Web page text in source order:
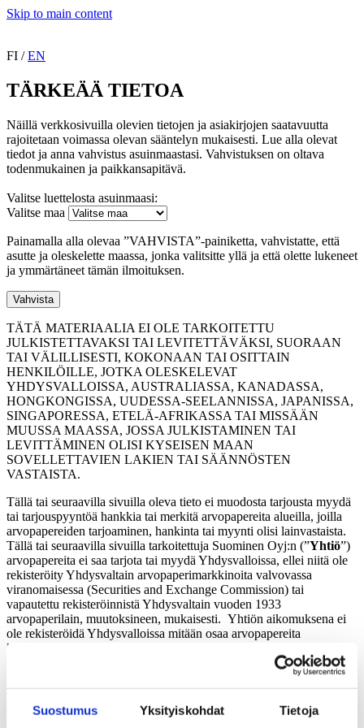
Suostumus Yksityiskohdat Tietoja
Skip to main content
FI / EN
TÄRKEÄÄ TIETOA
Näillä verkkosivuilla olevien tietojen ja asiakirjojen saatavuutta
rajoitetaan voimassa olevan sääntelyn mukaisesti. Lue alla olevat
tiedot ja anna vahvistus asuinmaastasi. Vahvistuksen on oltava
todenmukainen ja paikkansapitävä.
Valitse luettelosta asuinmaasi:
Valitse maa
Painamalla alla olevaa ”VAHVISTA”-painiketta, vahvistatte, että
asutte ja oleskelette maassa, jonka valitsitte yllä ja että olette lukeneet
ja ymmärtäneet tämän ilmoituksen.
Vahvista
TÄTÄ MATERIAALIA EI OLE TARKOITETTU
JULKISTETTAVAKSI TAI LEVITETTÄVÄKSI, SUORAAN
TAI VÄLILLISESTI, KOKONAAN TAI OSITTAIN
HENKILÖILLE, JOTKA OLESKELEVAT
YHDYSVALLOISSA, AUSTRALIASSA, KANADASSA,
HONGKONGISSA, UUDESSA-SEELANNISSA, JAPANISSA,
SINGAPORESSA, ETELÄ-AFRIKASSA TAI MISSÄÄN
MUUSSA MAASSA, JOSSA JULKISTAMINEN TAI
LEVITTÄMINEN OLISI KYSEISEN MAAN
SOVELLETTAVIEN LAKIEN TAI SÄÄNNÖSTEN
VASTAISTA.
Tällä tai seuraavilla sivuilla oleva tieto ei muodosta tarjousta myydä
tai tarjouspyyntöä hankkia tai merkitä arvopapereita alueilla, joilla
arvopapereiden tarjoaminen, hankinta tai myynti olisi lainvastaista.
Tällä tai seuraavilla sivuilla tarkoitettuja Suominen Oyj:n (”Yhtiö”)
arvopapereita ei saa tarjota tai myydä Yhdysvalloissa, ellei niitä ole
rekisteröity Yhdysvaltain arvopaperimarkkinoita valvovassa
viranomaisessa (Securities and Exchange Commission) tai
vapautettu rekisteröinnistä Yhdysvaltain vuoden 1933
arvopaperilain, muutoksineen, mukaisesti. Yhtiön aikomuksena ei
ole rekisteröidä Yhdysvalloissa mitään osaa arvopapereita
koskevasta tarjouksesta eikä tarjota arvopapereita yleisölle
Yhtiö ei ole antanut valtuutusta arvopapereiden tarjoamiseen
yleisölle Yhdistyneessä kuningaskunnassa tai Suomea lukuun
ottamatta missään Euroopan talousalueen jäsenvaltiossa. Missään